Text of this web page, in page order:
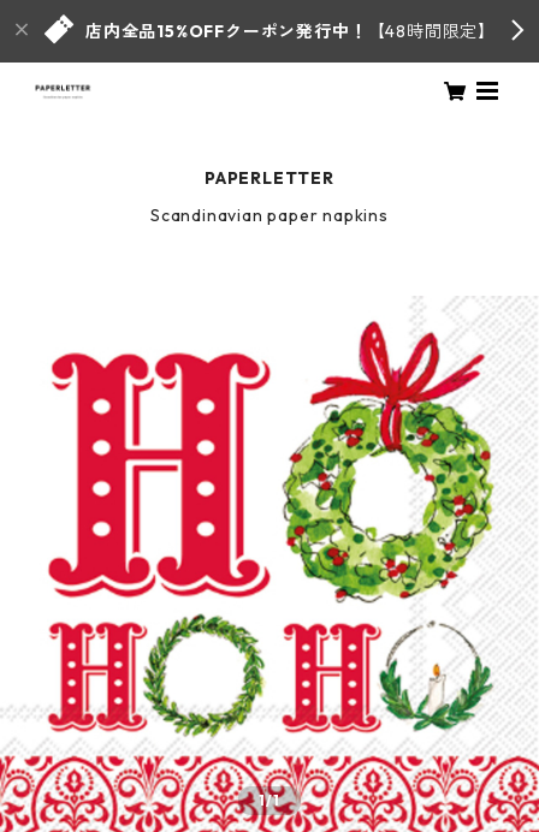
店内全品15%OFFクーポン発行中！ 【48時間限定】
PAPERLETTER
Scandinavian paper napkins
1/1